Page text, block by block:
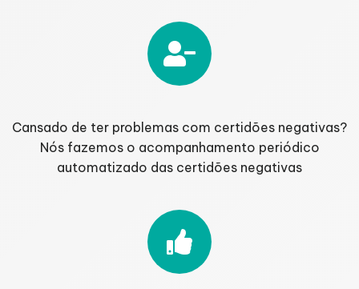
Cansado de ter problemas com certidões negativas?
Nós fazemos o acompanhamento periódico
automatizado das certidões negativas